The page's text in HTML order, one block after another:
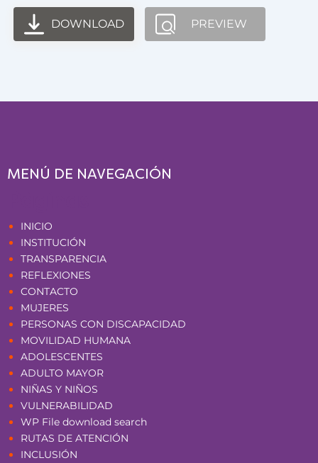
DOWNLOAD PREVIEW
MENÚ DE NAVEGACIÓN
INICIO
INSTITUCIÓN
TRANSPARENCIA
REFLEXIONES
CONTACTO
MUJERES
PERSONAS CON DISCAPACIDAD
MOVILIDAD HUMANA
ADOLESCENTES
ADULTO MAYOR
NIÑAS Y NIÑOS
VULNERABILIDAD
WP File download search
RUTAS DE ATENCIÓN
INCLUSIÓN